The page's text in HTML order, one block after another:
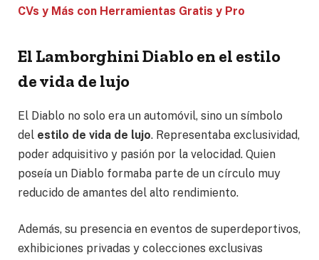
CVs y Más con Herramientas Gratis y Pro
El Lamborghini Diablo en el estilo
de vida de lujo
El Diablo no solo era un automóvil, sino un símbolo
del estilo de vida de lujo. Representaba exclusividad,
poder adquisitivo y pasión por la velocidad. Quien
poseía un Diablo formaba parte de un círculo muy
reducido de amantes del alto rendimiento.
Además, su presencia en eventos de superdeportivos,
exhibiciones privadas y colecciones exclusivas